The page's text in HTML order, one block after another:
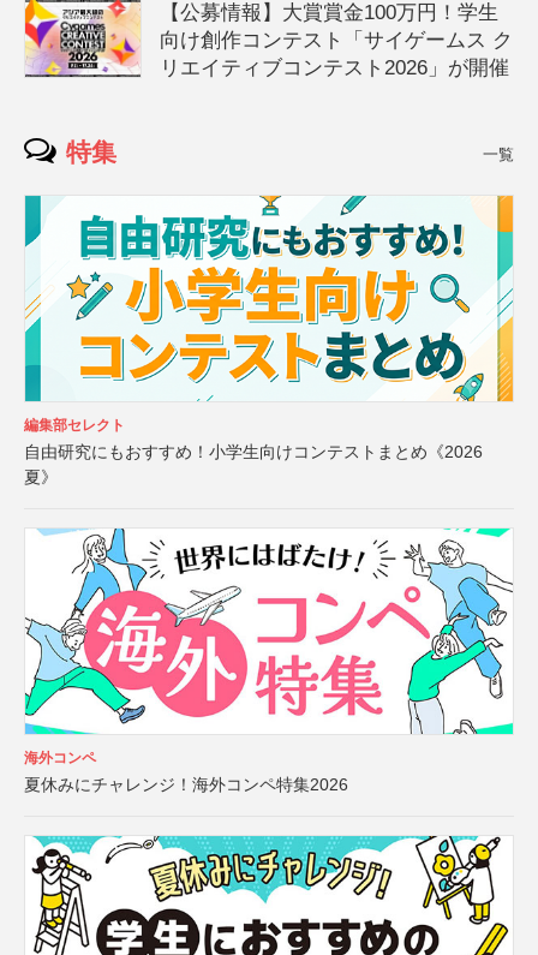
【公募情報】大賞賞金100万円！学生
向け創作コンテスト「サイゲームス ク
リエイティブコンテスト2026」が開催
特集 一覧
編集部セレクト
自由研究にもおすすめ！小学生向けコンテストまとめ《2026
夏》
海外コンペ
夏休みにチャレンジ！海外コンペ特集2026